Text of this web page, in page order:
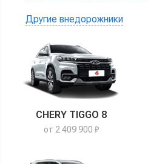
Другие внедорожники
CHERY TIGGO 8
от 2 409 900 ₽